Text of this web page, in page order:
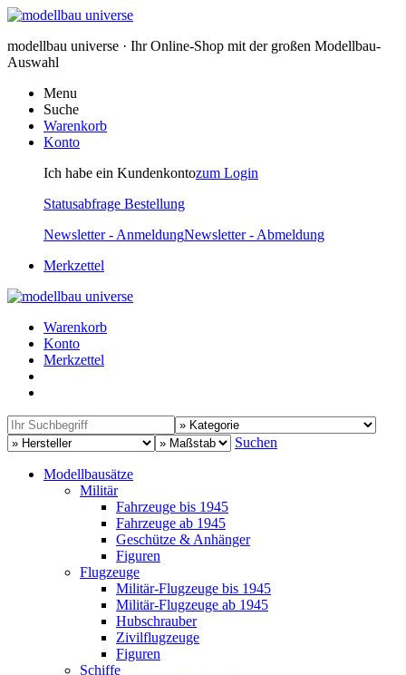
modellbau universe · Ihr Online-Shop mit der großen Modellbau-
Auswahl
Menu
Suche
Warenkorb
Konto
Ich habe ein Kundenkontozum Login
Statusabfrage Bestellung
Newsletter - AnmeldungNewsletter - Abmeldung
Merkzettel
Warenkorb
Konto
Merkzettel
Suchen
Modellbausätze
Militär
Fahrzeuge bis 1945
Fahrzeuge ab 1945
Geschütze & Anhänger
Figuren
Flugzeuge
Militär-Flugzeuge bis 1945
Militär-Flugzeuge ab 1945
Hubschrauber
Zivilflugzeuge
Figuren
Schiffe